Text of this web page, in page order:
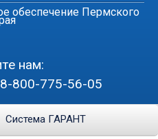
обеспечение Пермского
нам:
8-800-775-56-05
Система ГАРАНТ